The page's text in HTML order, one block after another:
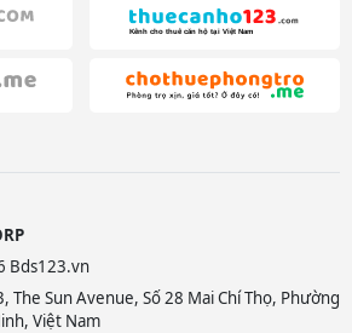
Bds123.vn
The Sun Avenue, Số 28 Mai Chí Thọ, Phường
Việt Nam